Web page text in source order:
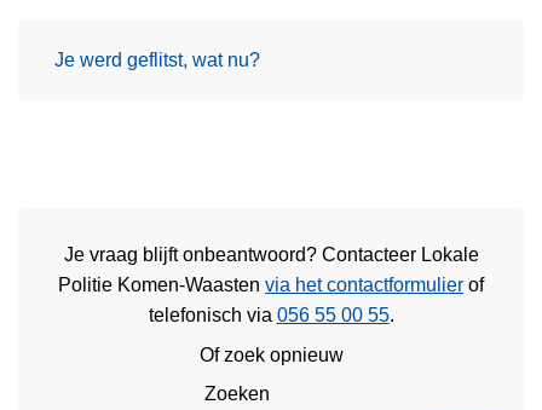
Je werd geflitst, wat nu?
Je vraag blijft onbeantwoord? Contacteer Lokale
Politie Komen-Waasten via het contactformulier of
telefonisch via 056 55 00 55.
Of zoek opnieuw
Zoeken